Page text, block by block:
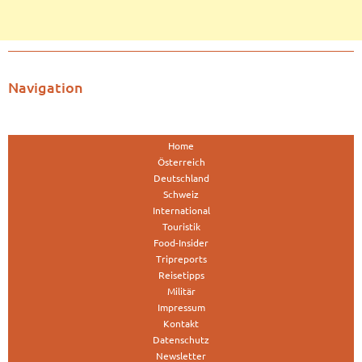
Navigation
Home
Österreich
Deutschland
Schweiz
International
Touristik
Food-Insider
Tripreports
Reisetipps
Militär
Impressum
Kontakt
Datenschutz
Newsletter